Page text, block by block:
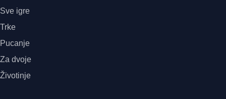
Sve igre
Trke
Pucanje
Za dvoje
Životinje